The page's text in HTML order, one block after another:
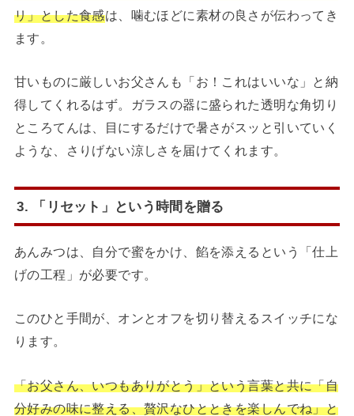
リ」とした食感は、噛むほどに素材の良さが伝わってき
ます。
甘いものに厳しいお父さんも「お！これはいいな」と納
得してくれるはず。ガラスの器に盛られた透明な角切り
ところてんは、目にするだけで暑さがスッと引いていく
ような、さりげない涼しさを届けてくれます。
3. 「リセット」という時間を贈る
あんみつは、自分で蜜をかけ、餡を添えるという「仕上
げの工程」が必要です。
このひと手間が、オンとオフを切り替えるスイッチにな
ります。
「お父さん、いつもありがとう」という言葉と共に「自
分好みの味に整える、贅沢なひとときを楽しんでね」と